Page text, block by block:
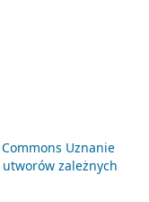
Uznanie
zależnych